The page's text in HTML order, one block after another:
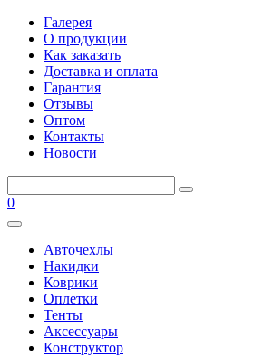
Галерея
О продукции
Как заказать
Доставка и оплата
Гарантия
Отзывы
Оптом
Контакты
Новости
0
Авточехлы
Накидки
Коврики
Оплетки
Тенты
Аксессуары
Конструктор